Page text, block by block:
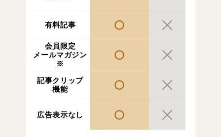
有料記事
会員限定
メールマガジン
※
記事クリップ
機能
広告表示なし